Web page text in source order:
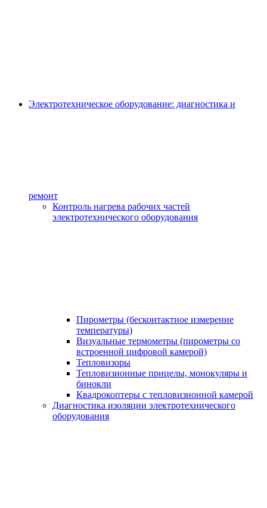
Электротехническое оборудование: диагностика и
ремонт
Контроль нагрева рабочих частей
электротехнического оборудования
Пирометры (бесконтактное измерение
температуры)
Визуальные термометры (пирометры со
встроенной цифровой камерой)
Тепловизоры
Тепловизионные прицелы, монокуляры и
бинокли
Квадрокоптеры с тепловизионной камерой
Диагностика изоляции электротехнического
оборудования